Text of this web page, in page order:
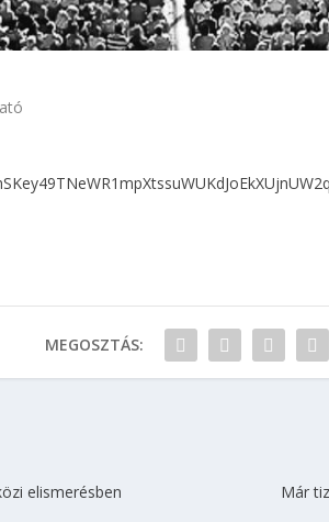
MEGOSZTÁS:
elismerésben
Már